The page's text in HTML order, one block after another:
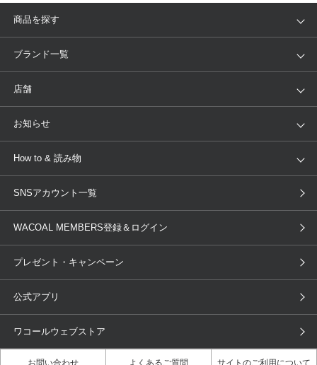
商品を探す
アイテム
トピックス
ブランド一覧
WACOAL
AMPHI une nana cool
OUR WACOAL
WACOAL Remamma
Licensed Brands
店舗
店舗を探す
ブラ無料診断
3Dボディスキャン
お知らせ
新着情報
商品回収
ニュース＆トピックス
How to & 読み物
下着の基礎知識
ブラパン ワコールスタイル
大人の工場見学inベトナム 人間科学研究開発センター見学
店舗体験記（マンガ）
ワコールカルネアプリ使い方ガイ
SNSアカウント一覧
WACOAL MEMBERS登録＆ログイン
プレゼント・キャンペーン
公式アプリ
ワコールウェブストア
お問い合わせ よくあるご質問 サイトのご利用について